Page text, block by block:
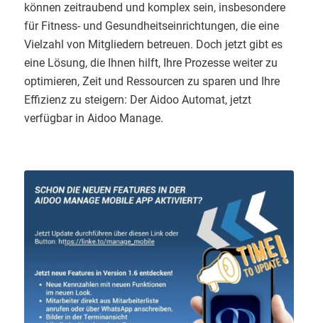
können zeitraubend und komplex sein, insbesondere
für Fitness- und Gesundheitseinrichtungen, die eine
Vielzahl von Mitgliedern betreuen. Doch jetzt gibt es
eine Lösung, die Ihnen hilft, Ihre Prozesse weiter zu
optimieren, Zeit und Ressourcen zu sparen und Ihre
Effizienz zu steigern: Der Aidoo Automat, jetzt
verfügbar in Aidoo Manage.